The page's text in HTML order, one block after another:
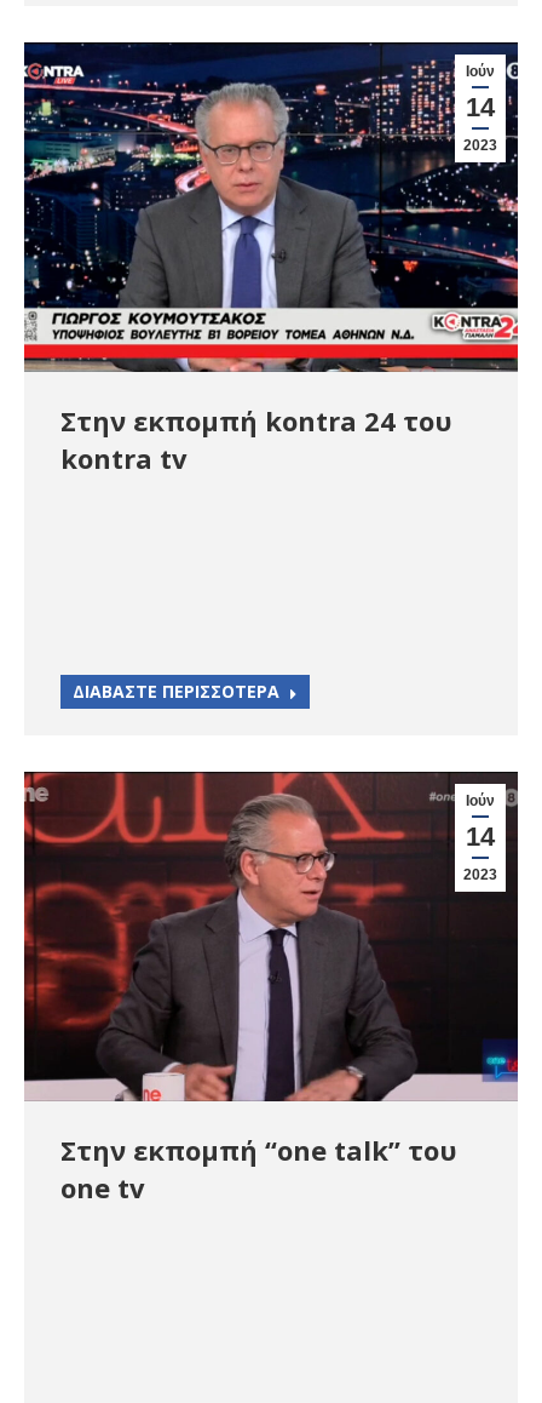
Ιούν
14
2023
Στην εκπομπή kontra 24 του
kontra tv
ΔΙΑΒΑΣΤΕ ΠΕΡΙΣΣΟΤΕΡΑ
Ιούν
14
2023
Στην εκπομπή “one talk” του
one tv